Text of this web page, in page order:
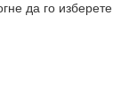
да го изберете